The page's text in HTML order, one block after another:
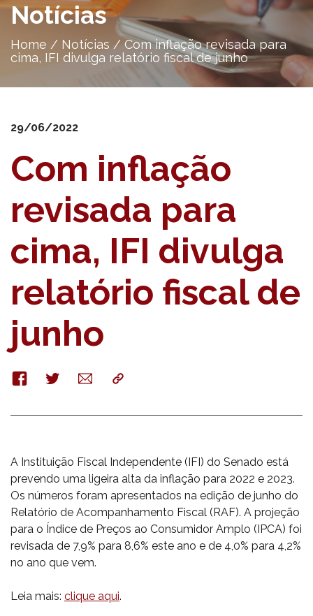
Notícias
Home / Notícias /Com inflação revisada para
cima, IFI divulga relatório fiscal de junho
29/06/2022
Com inflação
revisada para
cima, IFI divulga
relatório fiscal de
junho
FacebookTwitterE-
mail
Copy
A Instituição Fiscal Independente (IFI) do Senado está
prevendo uma ligeira alta da inflação para 2022 e 2023.
Os números foram apresentados na edição de junho do
Relatório de Acompanhamento Fiscal (RAF). A projeção
para o Índice de Preços ao Consumidor Amplo (IPCA) foi
revisada de 7,9% para 8,6% este ano e de 4,0% para 4,2%
no ano que vem.
Leia mais: clique aqui.